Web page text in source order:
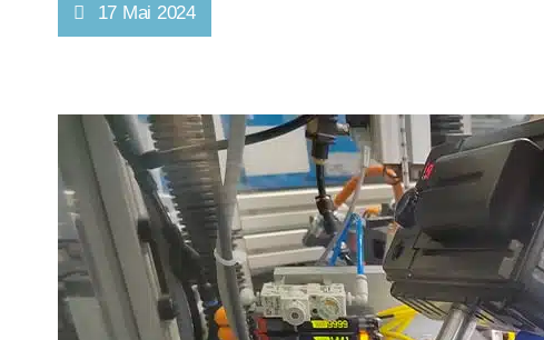
17 Mai 2024